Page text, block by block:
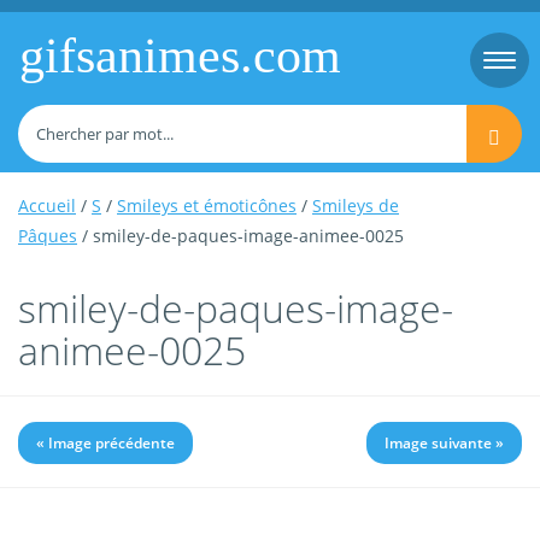
gifsanimes.com
Accueil / S / Smileys et émoticônes / Smileys de
Pâques / smiley-de-paques-image-animee-0025
smiley-de-paques-image-
animee-0025
« Image précédente Image suivante »